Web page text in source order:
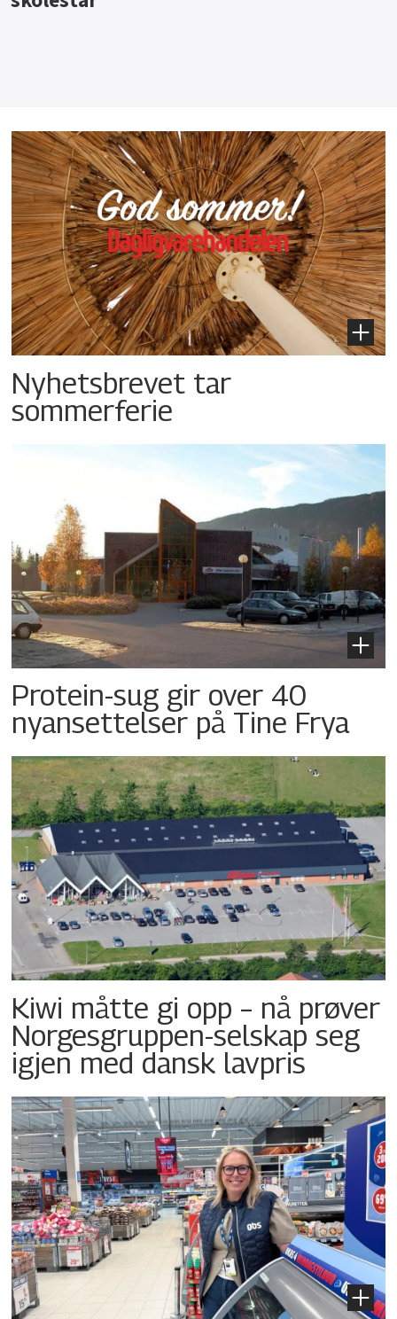
Nyhetsbrevet tar
sommerferie
Protein-sug gir over 40
nyansettelser på Tine Frya
Kiwi måtte gi opp – nå prøver
Norgesgruppen-selskap seg
igjen med dansk lavpris